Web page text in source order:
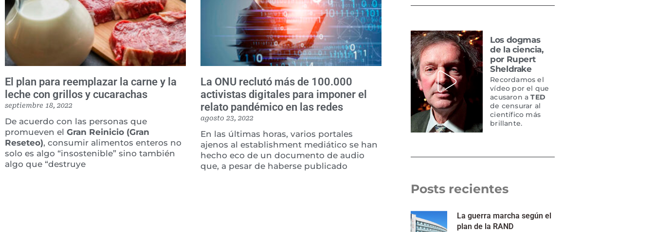
El plan para reemplazar la carne y la
leche con grillos y cucarachas
septiembre 18, 2022
De acuerdo con las personas que
promueven el Gran Reinicio (Gran
Reseteo), consumir alimentos enteros no
solo es algo “insostenible” sino también
algo que “destruye
La ONU reclutó más de 100.000
activistas digitales para imponer el
relato pandémico en las redes
agosto 23, 2022
En las últimas horas, varios portales
ajenos al establishment mediático se han
hecho eco de un documento de audio
que, a pesar de haberse publicado
Los dogmas
de la ciencia,
por Rupert
Sheldrake
Recordamos el
vídeo por el que
acusaron aTED
de censurar al
científico más
brillante.
Posts recientes
La guerra marcha según el
plan de la RAND